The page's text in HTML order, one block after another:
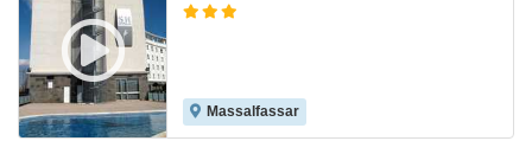
Massalfassar